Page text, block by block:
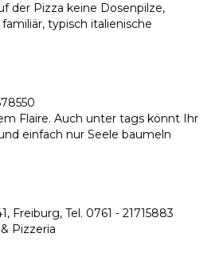
der Pizza keine Dosenpilze,
typisch italienische
Flaire. Auch unter tags könnt Ihr
einfach nur Seele baumeln
Freiburg, Tel. 0761 - 21715883
Pizzeria